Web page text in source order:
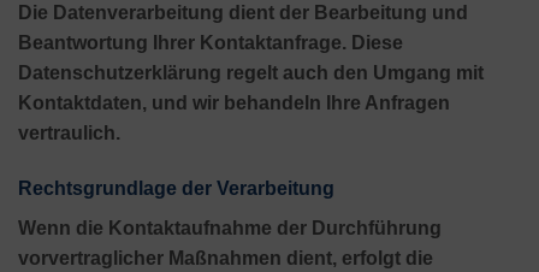
Die Datenverarbeitung dient der Bearbeitung und
Beantwortung Ihrer Kontaktanfrage. Diese
Datenschutzerklärung regelt auch den Umgang mit
Kontaktdaten, und wir behandeln Ihre Anfragen
vertraulich.
Rechtsgrundlage der Verarbeitung
Wenn die Kontaktaufnahme der Durchführung
vorvertraglicher Maßnahmen dient, erfolgt die